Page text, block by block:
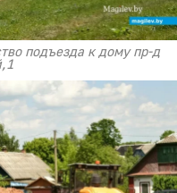
подъезда к дому пр-д